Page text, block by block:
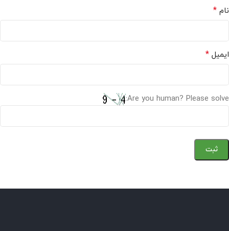
نام *
ایمیل *
Are you human? Please solve: